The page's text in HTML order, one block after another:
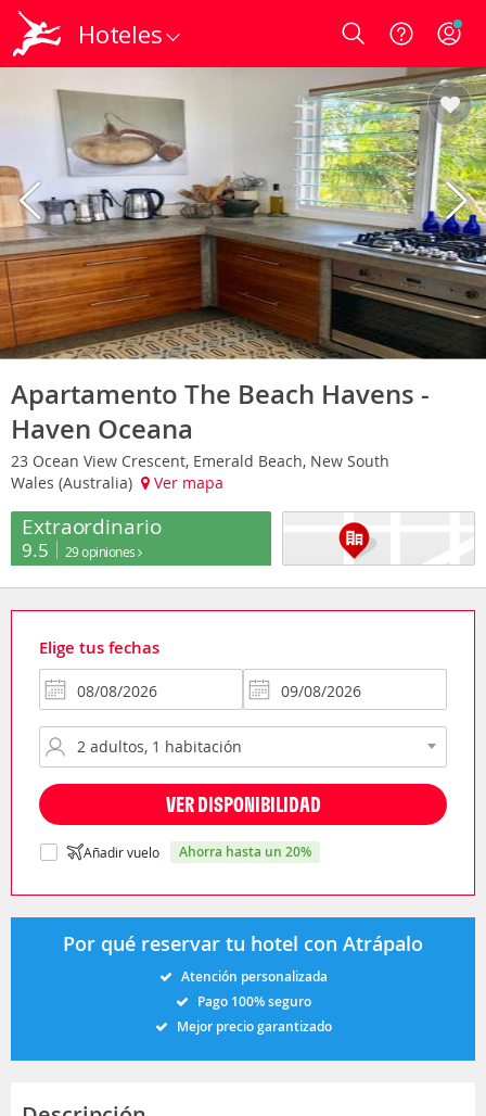
Hoteles Login
Apartamento The Beach Havens -
Haven Oceana
23 Ocean View Crescent, Emerald Beach, New South
Wales (Australia)
Ver mapa
Extraordinario
9.5 29 opiniones
Elige tus fechas
VER DISPONIBILIDAD
Añadir vuelo ahorra hasta un 20%
Por qué reservar tu hotel con Atrápalo
Atención personalizada
Pago 100% seguro
Mejor precio garantizado